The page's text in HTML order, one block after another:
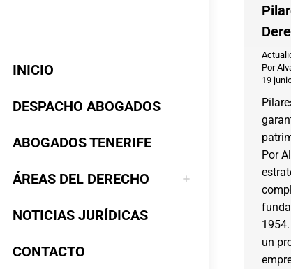
INICIO
DESPACHO ABOGADOS
ABOGADOS TENERIFE
ÁREAS DEL DERECHO
NOTICIAS JURÍDICAS
CONTACTO
Por
19
Por
un